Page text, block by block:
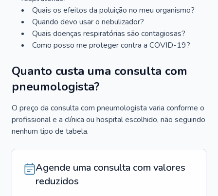
Quais os efeitos da poluição no meu organismo?
Quando devo usar o nebulizador?
Quais doenças respiratórias são contagiosas?
Como posso me proteger contra a COVID-19?
Quanto custa uma consulta com
pneumologista?
O preço da consulta com pneumologista varia conforme o
profissional e a clínica ou hospital escolhido, não seguindo
nenhum tipo de tabela.
Agende uma consulta com valores
reduzidos